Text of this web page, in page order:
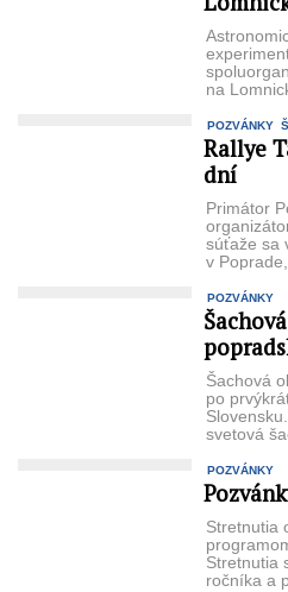
na
POZVÁNKY
Rallye
dní
Primátor
súťaže sa
v
POZVÁNKY
Šachová
po
svetová
POZVÁNKY
Stretnutia
Stretnutia
ročníka a